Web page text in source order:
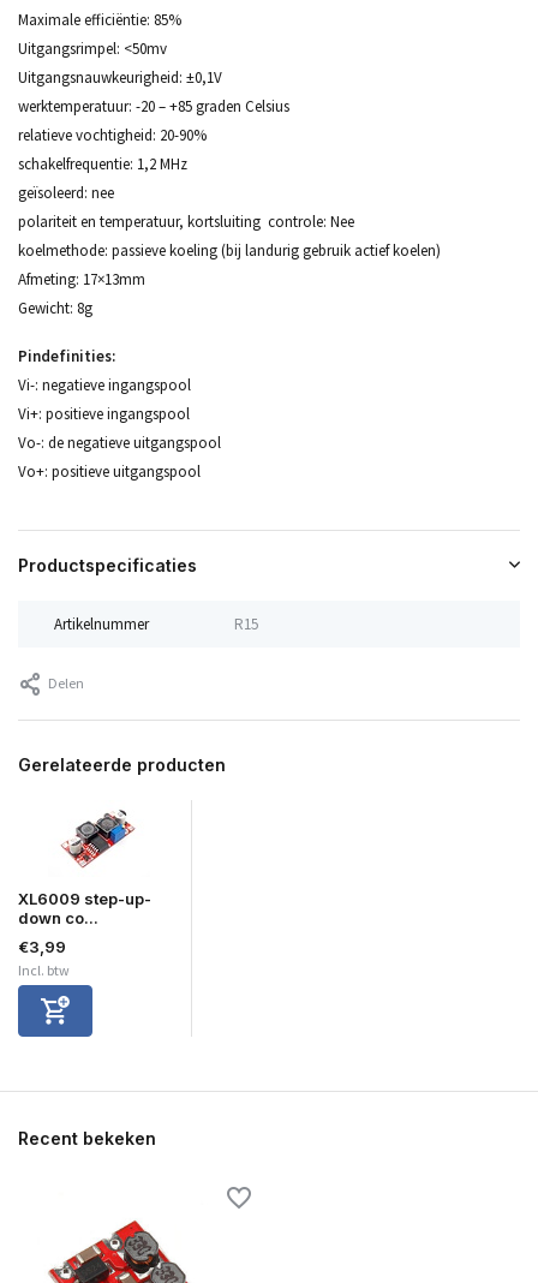
Maximale efficiëntie: 85%
Uitgangsrimpel: <50mv
Uitgangsnauwkeurigheid: ±0,1V
werktemperatuur: -20 – +85 graden Celsius
relatieve vochtigheid: 20-90%
schakelfrequentie: 1,2 MHz
geïsoleerd: nee
polariteit en temperatuur, kortsluiting controle: Nee
koelmethode: passieve koeling (bij landurig gebruik actief koelen)
Afmeting: 17×13mm
Gewicht: 8g
Pindefinities:
Vi-: negatieve ingangspool
Vi+: positieve ingangspool
Vo-: de negatieve uitgangspool
Vo+: positieve uitgangspool
Productspecificaties
Artikelnummer R15
Delen
Gerelateerde producten
XL6009 step-up-
down co...
€3,99
Incl. btw
Recent bekeken